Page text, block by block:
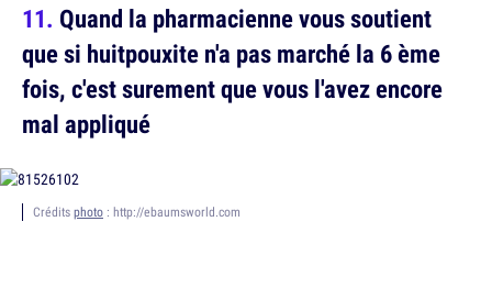
Quand la pharmacienne vous soutient
que si huitpouxite n'a pas marché la 6 ème
fois, c'est surement que vous l'avez encore
mal appliqué
Crédits photo : http://ebaumsworld.com